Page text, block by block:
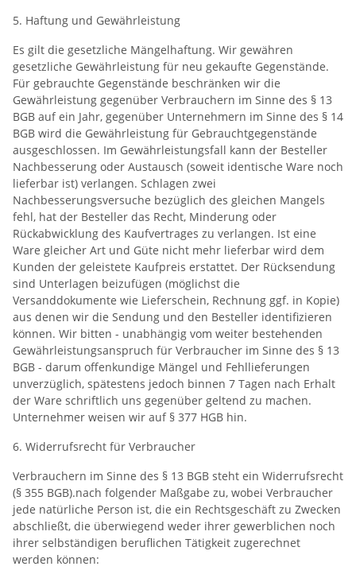
5. Haftung und Gewährleistung
Es gilt die gesetzliche Mängelhaftung. Wir gewähren
gesetzliche Gewährleistung für neu gekaufte Gegenstände.
Für gebrauchte Gegenstände beschränken wir die
Gewährleistung gegenüber Verbrauchern im Sinne des § 13
BGB auf ein Jahr, gegenüber Unternehmern im Sinne des § 14
BGB wird die Gewährleistung für Gebrauchtgegenstände
ausgeschlossen. Im Gewährleistungsfall kann der Besteller
Nachbesserung oder Austausch (soweit identische Ware noch
lieferbar ist) verlangen. Schlagen zwei
Nachbesserungsversuche bezüglich des gleichen Mangels
fehl, hat der Besteller das Recht, Minderung oder
Rückabwicklung des Kaufvertrages zu verlangen. Ist eine
Ware gleicher Art und Güte nicht mehr lieferbar wird dem
Kunden der geleistete Kaufpreis erstattet. Der Rücksendung
sind Unterlagen beizufügen (möglichst die
Versanddokumente wie Lieferschein, Rechnung ggf. in Kopie)
aus denen wir die Sendung und den Besteller identifizieren
können. Wir bitten - unabhängig vom weiter bestehenden
Gewährleistungsanspruch für Verbraucher im Sinne des § 13
BGB - darum offenkundige Mängel und Fehllieferungen
unverzüglich, spätestens jedoch binnen 7 Tagen nach Erhalt
der Ware schriftlich uns gegenüber geltend zu machen.
Unternehmer weisen wir auf § 377 HGB hin.
6. Widerrufsrecht für Verbraucher
Verbrauchern im Sinne des § 13 BGB steht ein Widerrufsrecht
(§ 355 BGB).nach folgender Maßgabe zu, wobei Verbraucher
jede natürliche Person ist, die ein Rechtsgeschäft zu Zwecken
abschließt, die überwiegend weder ihrer gewerblichen noch
ihrer selbständigen beruflichen Tätigkeit zugerechnet
werden können: